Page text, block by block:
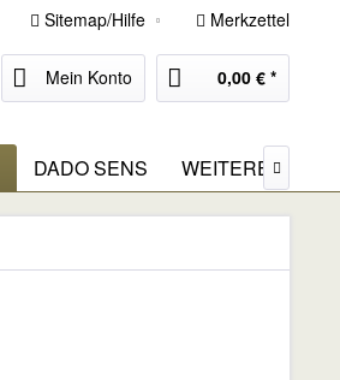
Sitemap/Hilfe Merkzettel
Mein Konto 0,00 € *
DADO SENS WEITERE 